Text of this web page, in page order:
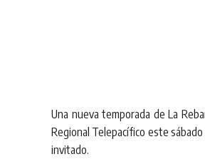
Una nueva temporada de La
Regional Telepacífico este
invitado.